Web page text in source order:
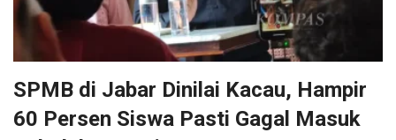
SPMB di Jabar Dinilai Kacau, Hampir
60 Persen Siswa Pasti Gagal Masuk